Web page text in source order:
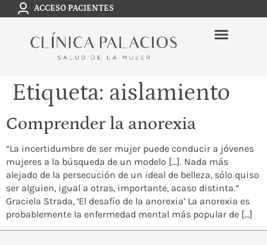
ACCESO PACIENTES
Etiqueta: aislamiento
Comprender la anorexia
“La incertidumbre de ser mujer puede conducir a jóvenes
mujeres a la búsqueda de un modelo […]. Nada más
alejado de la persecución de un ideal de belleza, sólo quiso
ser alguien, igual a otras, importante, acaso distinta.”
Graciela Strada, ‘El desafío de la anorexia’ La anorexia es
probablemente la enfermedad mental más popular de […]